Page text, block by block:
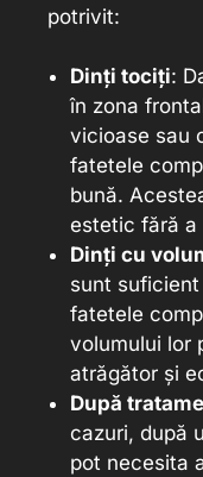
potrivit:
Dinți tociți:
în zona
vicioase sau
fatetele
bună.
estetic fără a
Dinți cu
sunt
fatetele
volumului lor
atrăgător și
După
cazuri, după
pot necesita